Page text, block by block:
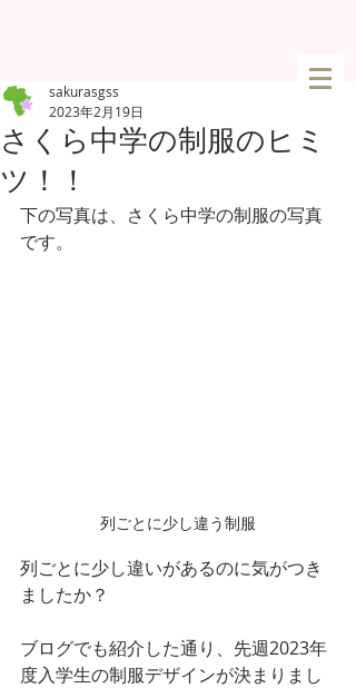
さくら中学の制服のヒミ
ツ！！
sakurasgss
2023年2月19日
下の写真は、さくら中学の制服の写真
です。
列ごとに少し違う制服
列ごとに少し違いがあるのに気がつき
ましたか？
ブログでも紹介した通り、先週2023年
度入学生の制服デザインが決まりまし